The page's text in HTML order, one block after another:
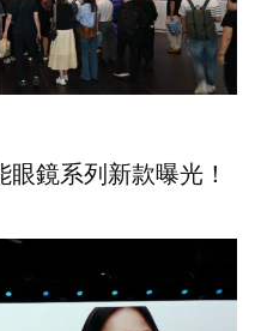
鏡系列新款曝光！